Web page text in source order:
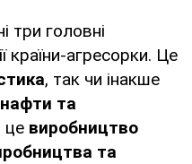
три головні
країни-агресорки. Це
, так чи інакше
нафти та
це виробництво
та